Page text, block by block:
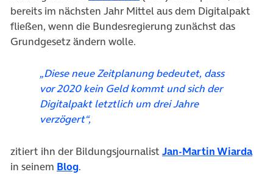
bereits im nächsten Jahr Mittel aus dem Digitalpakt
fließen, wenn die Bundesregierung zunächst das
Grundgesetz ändern wolle.
„Diese neue Zeitplanung bedeutet, dass
vor 2020 kein Geld kommt und sich der
Digitalpakt letztlich um drei Jahre
verzögert“,
zitiert ihn der Bildungsjournalist Jan-Martin Wiarda
in seinem Blog(öffnet in neuem Tab)
.